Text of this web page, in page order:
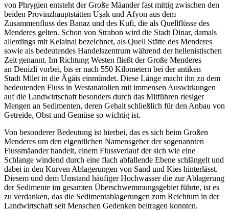
von Phrygien entsteht der Große Mäander fast mittig zwischen den
beiden Provinzhauptstätten Uşak und Afyon aus dem
Zusammenfluss des Banaz und des Kufi, die als Quellflüsse des
Menderes gelten. Schon von Strabon wird die Stadt Dinar, damals
allerdings mit Kelainai bezeichnet, als Quell Stätte des Menderes
sowie als bedeutendes Handelszentrum während der hellenistischen
Zeit genannt. Im Richtung Westen fließt der Große Menderes
an Denizli vorbei, bis er nach 550 Kilometern bei der antiken
Stadt Milet in die Ägäis einmündet. Diese Länge macht ihn zu dem
bedeutenden Fluss in Westanatolien mit immensen Auswirkungen
auf die Landwirtschaft besonders durch das Mitführen riesiger
Mengen an Sedimenten, deren Gehalt schließlich für den Anbau von
Getreide, Obst und Gemüse so wichtig ist.
Von besonderer Bedeutung ist hierbei, das es sich beim Großen
Menderes um den eigentlichen Namensgeber der sogenannten
Flussmäander handelt, einem Flussverlauf der sich wie eine
Schlange windend durch eine flach abfallende Ebene schlängelt und
dabei in den Kurven Ablagerungen von Sand und Kies hinterlässt.
Diesem und dem Umstand häufiger Hochwasser die zur Ablagerung
der Sedimente im gesamten Überschwemmungsgebiet führte, ist es
zu verdanken, das die Sedimentablagerungen zum Reichtum in der
Landwirtschaft seit Menschen Gedenken beitragen konnten.